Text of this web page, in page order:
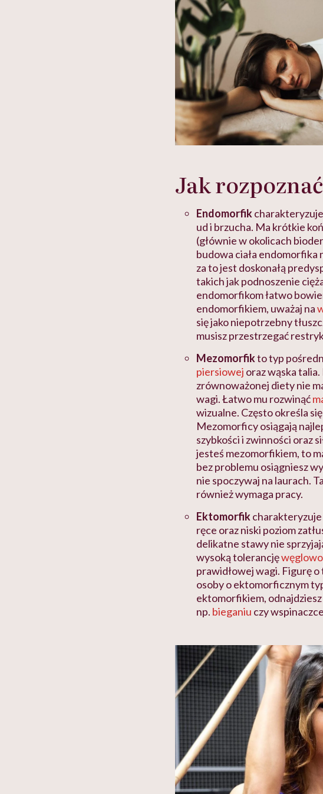
Jak
Endomorfik
ud i brzucha. Ma krótkie
(głównie w okolicach
budowa ciała endomorfika
za to jest doskonałą
takich jak podnoszenie
endomorfikom łatwo
endomorfikiem, uważaj na
się jako niepotrzebny
musisz przestrzegać
Mezomorfikto typ
piersiowej oraz wąska
zrównoważonej diety nie
wagi. Łatwo mu rozwinąć
wizualne. Często określa
Mezomorficy osiągają
szybkości i zwinności oraz
jesteś mezomorfikiem, to
bez problemu osiągniesz
nie spoczywaj na laurach.
również wymaga pracy.
Ektomorfikcharakteryzuje
ręce oraz niski poziom
delikatne stawy nie
wysoką tolerancję
prawidłowej wagi. Figurę
osoby o ektomorficznym
ektomorfikiem,
np. bieganiu czy